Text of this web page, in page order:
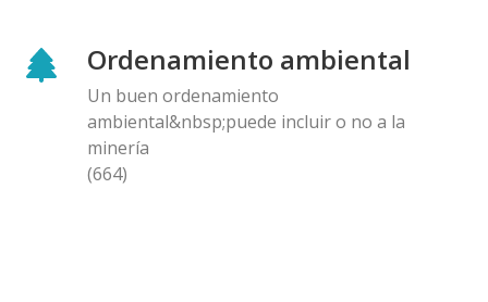
Ordenamiento ambiental
Un buen ordenamiento
ambiental&nbsp;puede incluir o no a la
minería
(664)